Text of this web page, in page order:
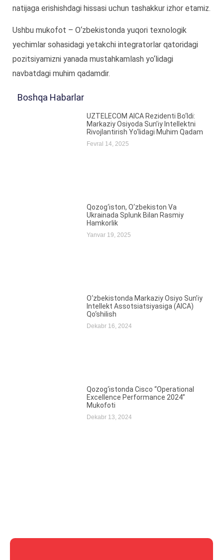
natijaga erishishdagi hissasi uchun tashakkur izhor etamiz.
Ushbu mukofot – O‘zbekistonda yuqori texnologik
yechimlar sohasidagi yetakchi integratorlar qatoridagi
pozitsiyamizni yanada mustahkamlash yo‘lidagi
navbatdagi muhim qadamdir.
Boshqa Habarlar
UZTELECOM AICA Rezidenti Bo‘ldi:
Markaziy Osiyoda Sun’iy Intellektni
Rivojlantirish Yo‘lidagi Muhim Qadam
Fevral 14, 2025
Qozog‘iston, O‘zbekiston Va
Ukrainada Splunk Bilan Rasmiy
Hamkorlik
Yanvar 19, 2025
O‘zbekistonda Markaziy Osiyo Sun’iy
Intellekt Assotsiatsiyasiga (AICA)
Qo‘shilish
Dekabr 16, 2024
Qozog‘istonda Cisco “Operational
Excellence Performance 2024”
Mukofoti
Dekabr 13, 2024